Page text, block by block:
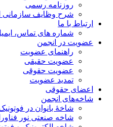
روزنامه رسمی
شرح وظایف سازمانی
ارتباط با ما
شماره های تماس،
عضویت در انجمن
راهنمای عضویت
عضویت حقیقی
عضویت حقوقی
تمدید عضویت
اعضای حقوقی
شاخه‌های انجمن
شاخۀ بانوان در فوتونیک
شاخه صنعتی نور فناوران